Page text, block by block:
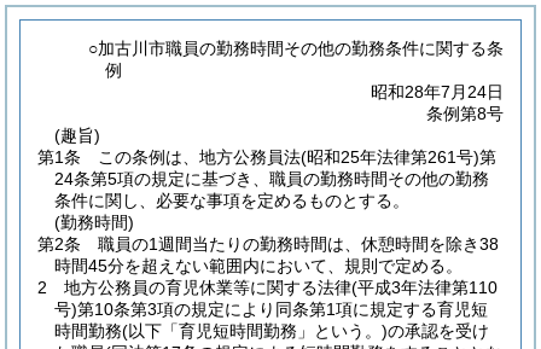
○加古川市職員の勤務時間その他の勤務条件に関する条
例
昭和28年7月24日
条例第8号
(趣旨)
第1条
この条例は、地方公務員法(昭和25年法律第261号)第
24条第5項の規定に基づき、職員の勤務時間その他の勤務
条件に関し、必要な事項を定めるものとする。
(勤務時間)
第2条
職員の1週間当たりの勤務時間は、休憩時間を除き38
時間45分を超えない範囲内において、規則で定める。
2
地方公務員の育児休業等に関する法律(平成3年法律第110
号)第10条第3項の規定により同条第1項に規定する育児短
時間勤務(以下「育児短時間勤務」という。)の承認を受け